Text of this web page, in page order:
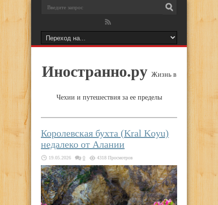
Иностранно.ру Жизнь в
Чехии и путешествия за ее пределы
Королевская бухта (Kral Koyu)
недалеко от Алании
19.05.2026 0 4318 Просмотров